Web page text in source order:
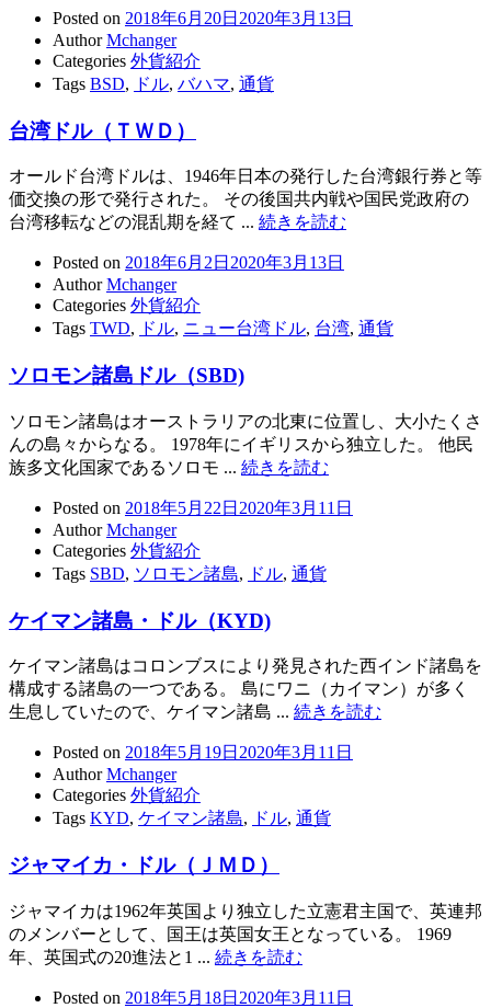
Posted on 2018年6月20日 2020年3月13日
AuthorMchanger
Categories 外貨紹介
Tags BSD, ドル, バハマ, 通貨
台湾ドル（ＴＷＤ）
オールド台湾ドルは、1946年日本の発行した台湾銀行券と等
価交換の形で発行された。 その後国共内戦や国民党政府の
台湾移転などの混乱期を経て ... 続きを読む
Posted on 2018年6月2日 2020年3月13日
AuthorMchanger
Categories 外貨紹介
Tags TWD, ドル, ニュー台湾ドル, 台湾, 通貨
ソロモン諸島ドル（SBD)
ソロモン諸島はオーストラリアの北東に位置し、大小たくさ
んの島々からなる。 1978年にイギリスから独立した。 他民
族多文化国家であるソロモ ... 続きを読む
Posted on 2018年5月22日 2020年3月11日
AuthorMchanger
Categories 外貨紹介
Tags SBD, ソロモン諸島, ドル, 通貨
ケイマン諸島・ドル（KYD)
ケイマン諸島はコロンブスにより発見された西インド諸島を
構成する諸島の一つである。 島にワニ（カイマン）が多く
生息していたので、ケイマン諸島 ... 続きを読む
Posted on 2018年5月19日 2020年3月11日
AuthorMchanger
Categories 外貨紹介
Tags KYD, ケイマン諸島, ドル, 通貨
ジャマイカ・ドル（ＪＭＤ）
ジャマイカは1962年英国より独立した立憲君主国で、英連邦
のメンバーとして、国王は英国女王となっている。 1969
年、英国式の20進法と1 ... 続きを読む
Posted on 2018年5月18日 2020年3月11日